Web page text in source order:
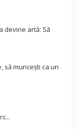
devine artă: Să
să muncești ca un